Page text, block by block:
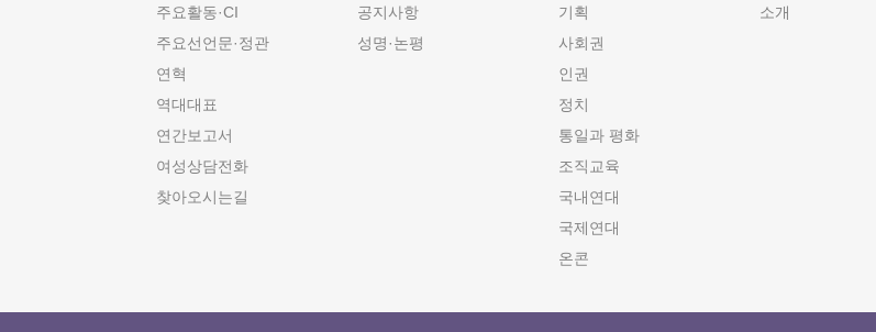
주요활동·CI
주요선언문·정관
연혁
역대대표
연간보고서
여성상담전화
찾아오시는길
공지사항
성명·논평
기획
사회권
인권
정치
통일과 평화
조직교육
국내연대
국제연대
온콘
소개